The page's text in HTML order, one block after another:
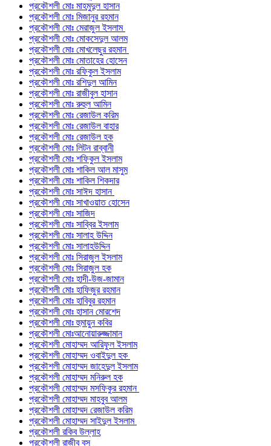
প্রকৌশলী মোঃ মাহমুদুল হাসান
প্রকৌশলী মোঃ মিজানুর রহমান
প্রকৌশলী মোঃ মেরাজুল ইসলাম
প্রকৌশলী মোঃ মোকসেদুল আলম
প্রকৌশলী মোঃ মোখলেছুর রহমান
প্রকৌশলী মোঃ মোতাহের হোসেন
প্রকৌশলী মোঃ রফিকুল ইসলাম
প্রকৌশলী মোঃ রশিদুল আমিন
প্রকৌশলী মোঃ রাজীবুল হাসান
প্রকৌশলী মোঃ রুহুল আমিন
প্রকৌশলী মোঃ রেজাউল করিম
প্রকৌশলী মোঃ রেজাউল বাহার
প্রকৌশলী মোঃ রেজাউল হক
প্রকৌশলী মোঃ লিটন রাব্বানী
প্রকৌশলী মোঃ শফিকুল ইসলাম
প্রকৌশলী মোঃ শাকিল আল মাসুম
প্রকৌশলী মোঃ শাকিল শিকদার
প্রকৌশলী মোঃ সাঈদ হাসান
প্রকৌশলী মোঃ সাখাওয়াত হোসেন
প্রকৌশলী মোঃ সাজিদ
প্রকৌশলী মোঃ সাব্বির ইসলাম
প্রকৌশলী মোঃ সালাহ উদ্দিন
প্রকৌশলী মোঃ সালাহউদ্দিন
প্রকৌশলী মোঃ সিরাজুল ইসলাম
প্রকৌশলী মোঃ সিরাজুল হক
প্রকৌশলী মোঃ হাদী-উজ-জামান
প্রকৌশলী মোঃ হাফিজুর রহমান
প্রকৌশলী মোঃ হাবিবুর রহমান
প্রকৌশলী মোঃ হাসান মোরশেদ
প্রকৌশলী মোঃ হুমায়ুন কবির
প্রকৌশলী মোঃআনোয়ারুজ্জামান
প্রকৌশলী মোহাম্মদ আরিফুল ইসলাম
প্রকৌশলী মোহাম্মদ ওবাইদুল হক
প্রকৌশলী মোহাম্মদ জাহেদুল ইসলাম
প্রকৌশলী মোহাম্মদ মনিরুল হক
প্রকৌশলী মোহাম্মদ মসফিকুর রহমান
প্রকৌশলী মোহাম্মদ মাহবুব আলম
প্রকৌশলী মোহাম্মদ রেজাউল করিম
প্রকৌশলী মোহাম্মদ সাইদুল ইসলাম
প্রকৌশলী রকিব উল্লাহ
প্রকৌশলী রাজীব বসু